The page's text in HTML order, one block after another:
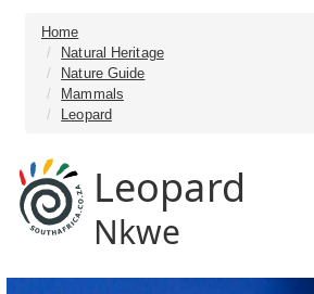
Home
Natural Heritage
Nature Guide
Mammals
Leopard
Leopard
Nkwe